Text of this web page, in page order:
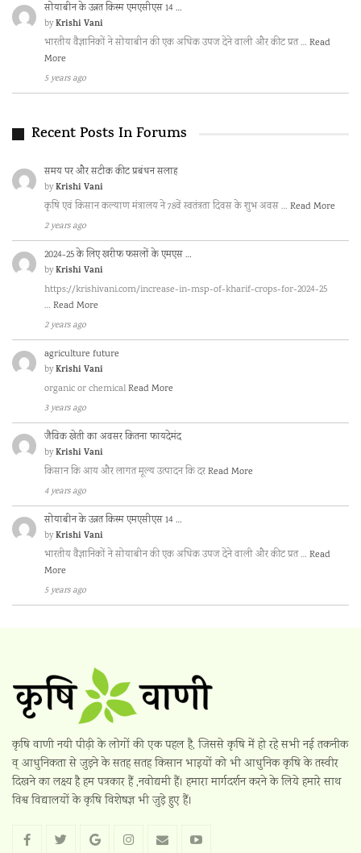
सोयाबीन के उन्नत किस्म एमएसीएस 14 …
byKrishi Vani
भारतीय वैज्ञानिकों ने सोयाबीन की एक अधिक उपज देने वाली और कीट प्रत … Read
More
5 years ago
Recent Posts In Forums
समय पर और सटीक कीट प्रबंधन सलाह
byKrishi Vani
कृषि एवं किसान कल्याण मंत्रालय ने 78वें स्वतंत्रता दिवस के शुभ अवस … Read More
2 years ago
2024-25 के लिए खरीफ फसलों के एमएस …
byKrishi Vani
https://krishivani.com/increase-in-msp-of-kharif-crops-for-2024-25
… Read More
2 years ago
agriculture future
byKrishi Vani
organic or chemicalRead More
3 years ago
जैविक खेती का अवसर कितना फायदेमंद
byKrishi Vani
किसान कि आय और लागत मूल्य उत्पादन कि दरRead More
4 years ago
सोयाबीन के उन्नत किस्म एमएसीएस 14 …
byKrishi Vani
भारतीय वैज्ञानिकों ने सोयाबीन की एक अधिक उपज देने वाली और कीट प्रत … Read
More
5 years ago
कृषि वाणी नयी पीढ़ी के लोगों की एक पहल है, जिससे कृषि में हो रहे सभी नई तकनीक
व् आधुनिकता से जुड़ने के सतह सतह किसान भाइयों को भी आधुनिक कृषि के तस्वीर
दिखने का लक्ष्य है हम पत्रकार हैं ,नवोद्यमी हैं। हमारा मार्गदर्शन करने के लिये हमारे साथ
विश्व विद्यालयों के कृषि विशेषज्ञ भी जुड़े हुए हैं।